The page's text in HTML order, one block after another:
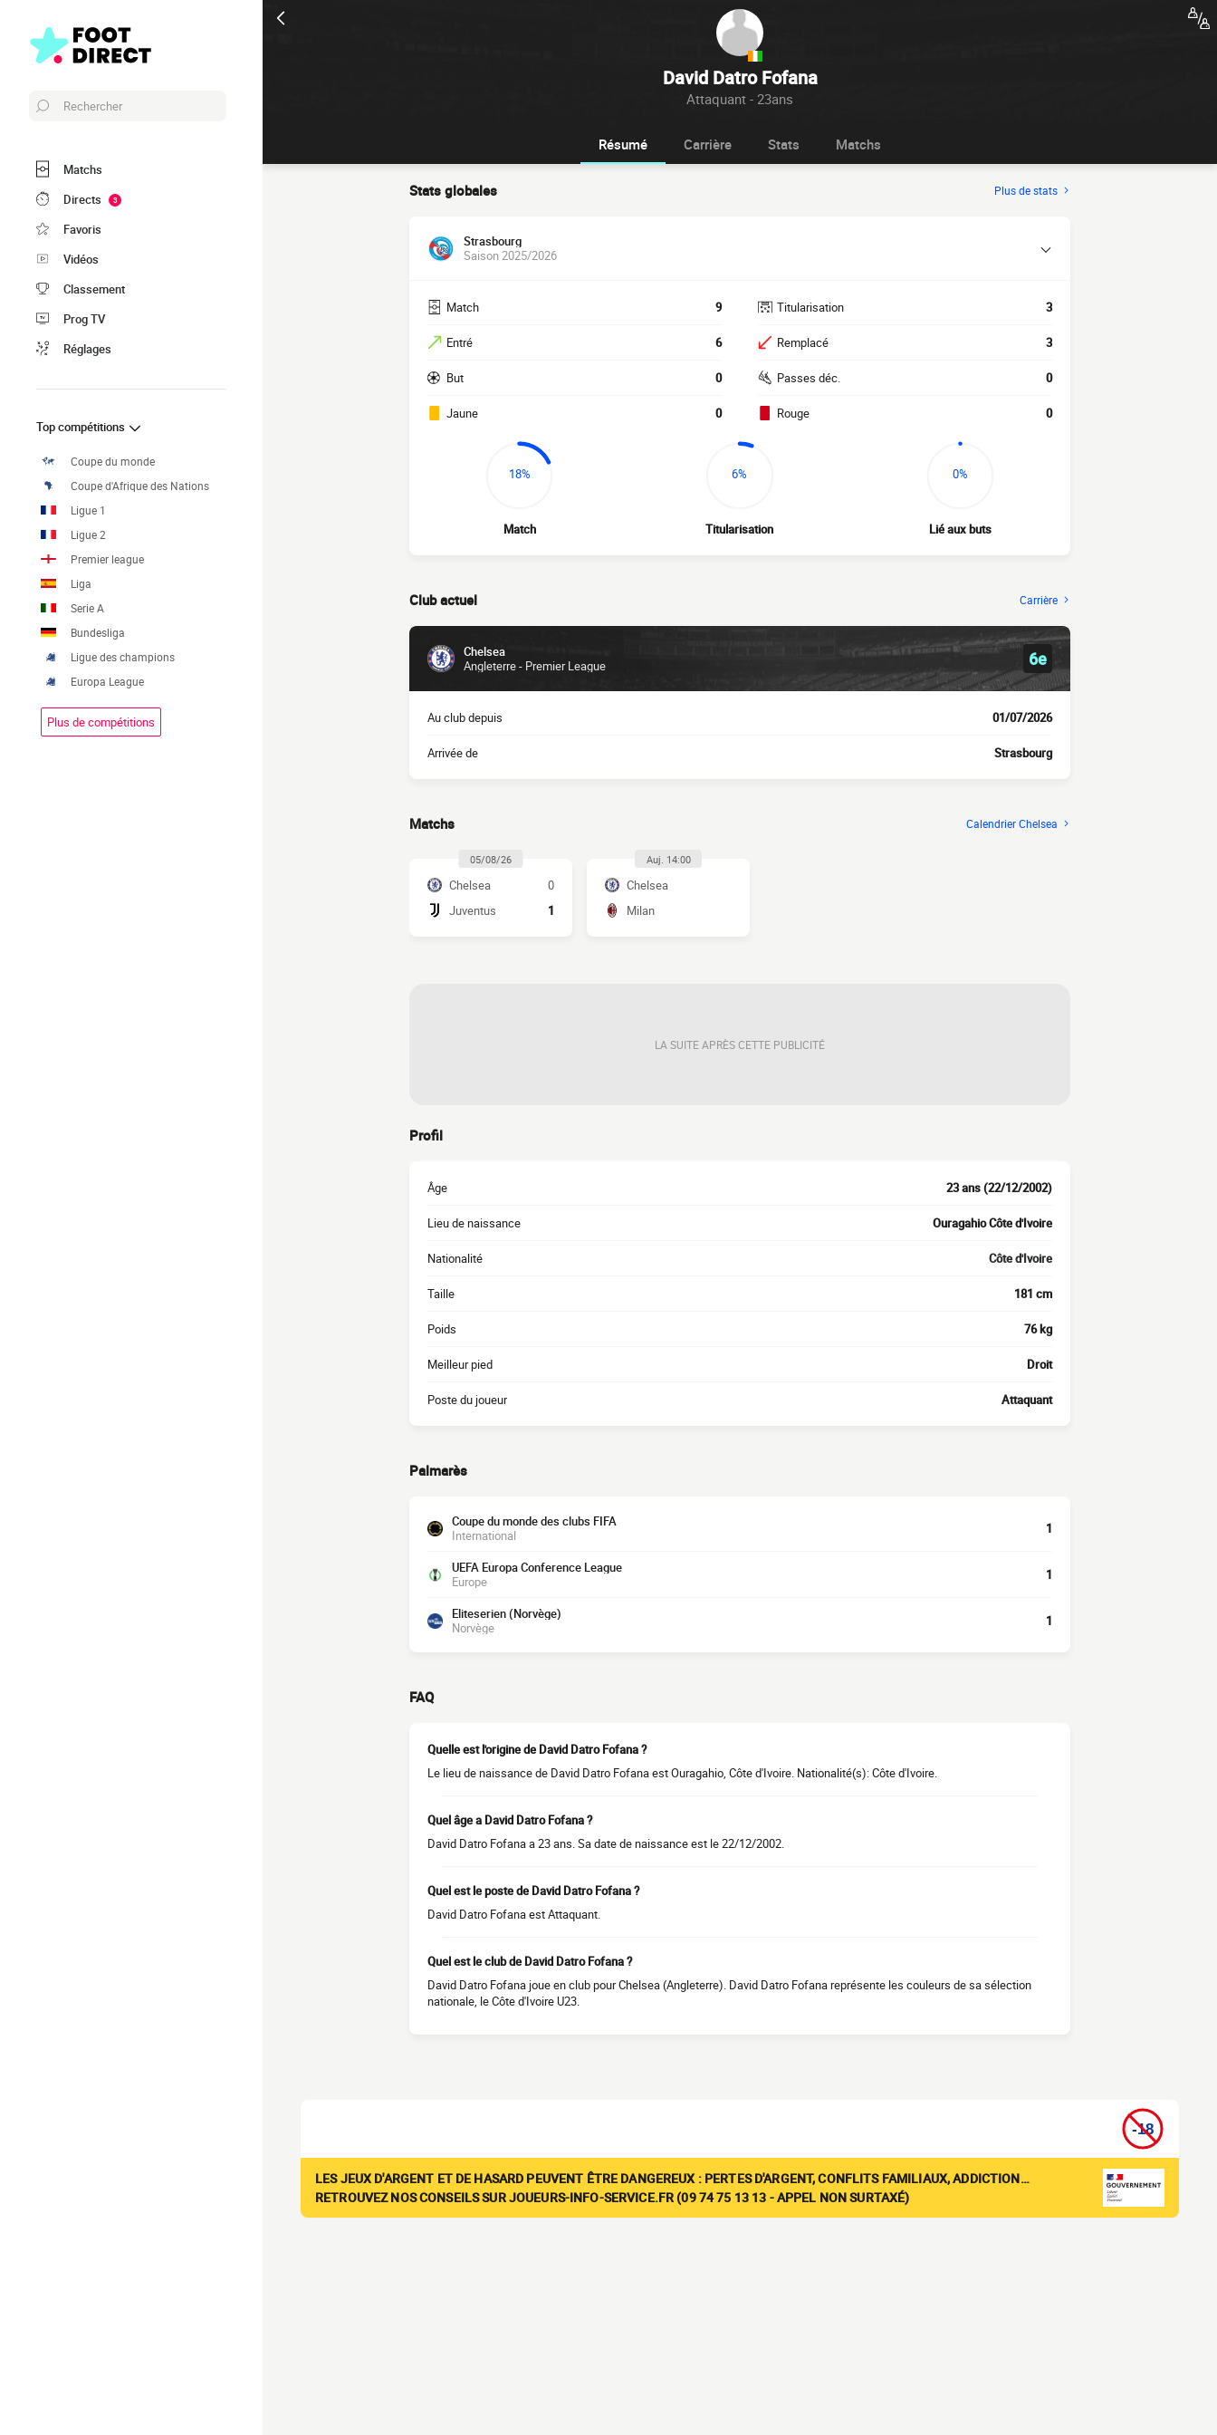
David Datro Fofana
Attaquant - 23ans
Rechercher
Matchs
Directs
3
Favoris
Vidéos
Classement
Prog TV
Réglages
Top compétitions
Coupe du monde
Coupe d'Afrique des Nations
Ligue 1
Ligue 2
Premier league
Liga
Serie A
Bundesliga
Ligue des champions
Europa League
Plus de compétitions
Résumé Carrière Stats Matchs
Stats globales Plus de stats
Strasbourg
Saison 2025/2026
Match 9
Entré 6
But 0
Jaune 0
Titularisation 3
Remplacé 3
Passes déc. 0
Rouge 0
18%
Match
6%
Titularisation
0%
Lié aux buts
Club actuel Carrière
Chelsea
Angleterre - Premier League
6e
Au club depuis 01/07/2026
Arrivée de Strasbourg
Matchs Calendrier Chelsea
05/08/26
Chelsea
0
Juventus
1
Auj. 14:00
Chelsea
Milan
LA SUITE APRÈS CETTE PUBLICITÉ
Profil
Âge 23 ans (22/12/2002)
Lieu de naissance Ouragahio Côte d'Ivoire
Nationalité Côte d'Ivoire
Taille 181 cm
Poids 76 kg
Meilleur pied Droit
Poste du joueur Attaquant
Palmarès
Coupe du monde des clubs FIFA
International
1
UEFA Europa Conference League
Europe
1
Eliteserien (Norvège)
Norvège
1
FAQ
Quelle est l'origine de David Datro Fofana ?
Le lieu de naissance de David Datro Fofana est Ouragahio, Côte d'Ivoire. Nationalité(s): Côte d'Ivoire.
Quel âge a David Datro Fofana ?
David Datro Fofana a 23 ans. Sa date de naissance est le 22/12/2002.
Quel est le poste de David Datro Fofana ?
David Datro Fofana est Attaquant.
Quel est le club de David Datro Fofana ?
David Datro Fofana joue en club pour Chelsea (Angleterre). David Datro Fofana représente les couleurs de sa sélection
nationale, le Côte d'Ivoire U23.
LES JEUX D'ARGENT ET DE HASARD PEUVENT ÊTRE DANGEREUX : PERTES D'ARGENT, CONFLITS FAMILIAUX, ADDICTION…
RETROUVEZ NOS CONSEILS SUR JOUEURS-INFO-SERVICE.FR (09 74 75 13 13 - APPEL NON SURTAXÉ)